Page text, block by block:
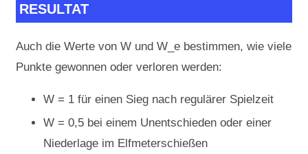
RESULTAT
Auch die Werte von W und W_e bestimmen, wie viele
Punkte gewonnen oder verloren werden:
W = 1 für einen Sieg nach regulärer Spielzeit
W = 0,5 bei einem Unentschieden oder einer
Niederlage im Elfmeterschießen